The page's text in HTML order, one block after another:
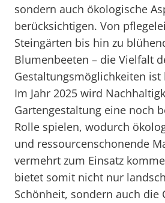
sondern auch ökologische
berücksichtigen. Von
Steingärten bis hin zu
Blumenbeeten – die Vielfalt
Gestaltungsmöglichkeiten ist
Im Jahr 2025 wird
Gartengestaltung eine noch
Rolle spielen, wodurch
und ressourcenschonende
vermehrt zum Einsatz
bietet somit nicht nur
Schönheit, sondern auch die